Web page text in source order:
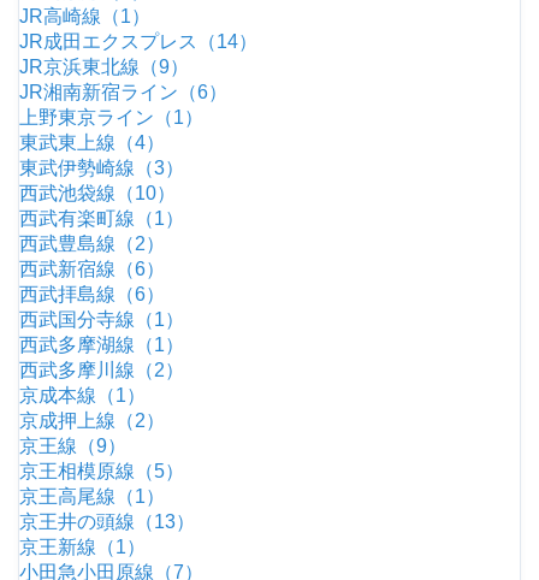
JR高崎線（1）
JR成田エクスプレス（14）
JR京浜東北線（9）
JR湘南新宿ライン（6）
上野東京ライン（1）
東武東上線（4）
東武伊勢崎線（3）
西武池袋線（10）
西武有楽町線（1）
西武豊島線（2）
西武新宿線（6）
西武拝島線（6）
西武国分寺線（1）
西武多摩湖線（1）
西武多摩川線（2）
京成本線（1）
京成押上線（2）
京王線（9）
京王相模原線（5）
京王高尾線（1）
京王井の頭線（13）
京王新線（1）
小田急小田原線（7）